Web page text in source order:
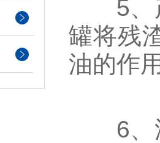
5、产
罐将残
油的作
6、油